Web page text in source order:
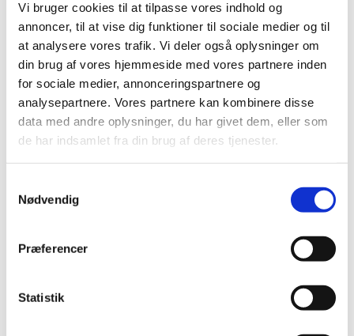
Vi bruger cookies til at tilpasse vores indhold og
annoncer, til at vise dig funktioner til sociale medier og til
at analysere vores trafik. Vi deler også oplysninger om
din brug af vores hjemmeside med vores partnere inden
for sociale medier, annonceringspartnere og
analysepartnere. Vores partnere kan kombinere disse
data med andre oplysninger, du har givet dem, eller som
de har indsamlet fra din brug af deres tjenester.
Nødvendig
Præferencer
Statistik
Styrelsen vil i Konterings- og fordelingsvejledningen
for 2024 præcisere formålsfordelingen af de indtægter
som ikke er statstilskud fra UFS, og som dækker flere
formål. Indtægterne findes eksempelvis på eksternt
finansierede forskningsprojekter, hvor bevillingsgiver
kan finansiere både faglige forskningsomkostninger
samt omkostninger på tværgående formål så som
generelle fællesomkostninger og
bygningsomkostninger.
institutionernes praksis for kontering af aktiviteten –
samt holdning til en eventuel opdeling af kontering af
Styrelsen vil på den baggrund præcise, at de samlede
ikke skal fordeles på faglige formål og fællesformål).
Præciseringen vil fremgå af konterings- og